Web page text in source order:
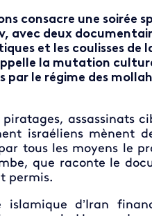
consacre une soirée
avec deux
et les coulisses de
la mutation
le régime des
assassinats
israéliens mènent
tous les moyens le
que raconte le
permis.
islamique d’Iran